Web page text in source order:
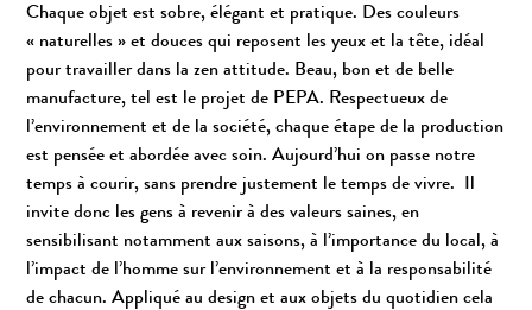
Chaque objet est sobre, élégant et pratique. Des couleurs
« naturelles » et douces qui reposent les yeux et la tête, idéal
pour travailler dans la zen attitude. Beau, bon et de belle
manufacture, tel est le projet de PEPA. Respectueux de
l’environnement et de la société, chaque étape de la production
est pensée et abordée avec soin. Aujourd’hui on passe notre
temps à courir, sans prendre justement le temps de vivre. Il
invite donc les gens à revenir à des valeurs saines, en
sensibilisant notamment aux saisons, à l’importance du local, à
l’impact de l’homme sur l’environnement et à la responsabilité
de chacun. Appliqué au design et aux objets du quotidien cela